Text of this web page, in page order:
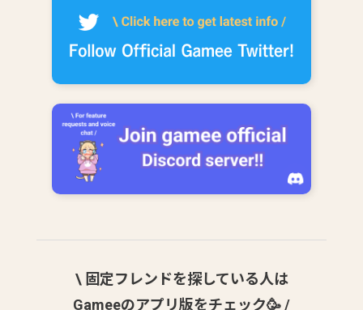
\ 固定フレンドを探している人は
Gameeのアプリ版をチェック🥳 /